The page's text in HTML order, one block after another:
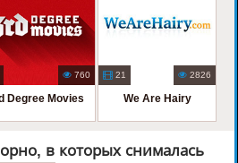
760
Degree Movies
21 2826
We Are Hairy
в которых снималась